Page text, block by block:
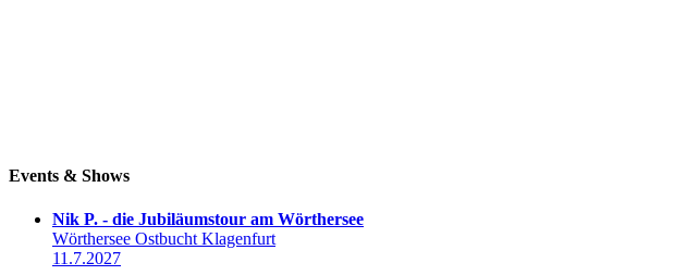
Events & Shows
Nik P. - die Jubiläumstour am Wörthersee
Wörthersee Ostbucht Klagenfurt
11.7.2027